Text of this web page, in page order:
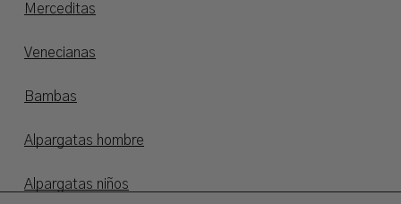
Merceditas
Venecianas
Bambas
Alpargatas hombre
Alpargatas niños